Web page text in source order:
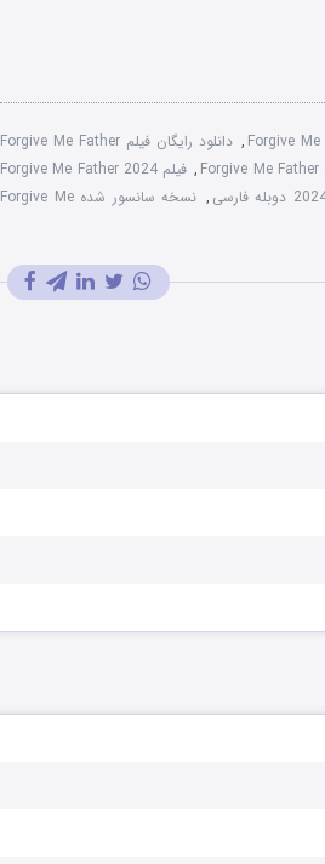
,
دانلود رایگان فیلم Forgive Me Father
,
فیلم Forgive Me Father 2024
,
نسخه سانسور شده Forgive Me